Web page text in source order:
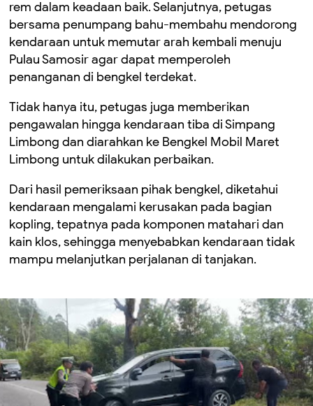
rem dalam keadaan baik. Selanjutnya, petugas
bersama penumpang bahu-membahu mendorong
kendaraan untuk memutar arah kembali menuju
Pulau Samosir agar dapat memperoleh
penanganan di bengkel terdekat.
Tidak hanya itu, petugas juga memberikan
pengawalan hingga kendaraan tiba di Simpang
Limbong dan diarahkan ke Bengkel Mobil Maret
Limbong untuk dilakukan perbaikan.
Dari hasil pemeriksaan pihak bengkel, diketahui
kendaraan mengalami kerusakan pada bagian
kopling, tepatnya pada komponen matahari dan
kain klos, sehingga menyebabkan kendaraan tidak
mampu melanjutkan perjalanan di tanjakan.